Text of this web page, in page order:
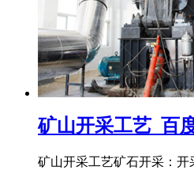
矿山开采工艺_百
矿山开采工艺矿石开采：